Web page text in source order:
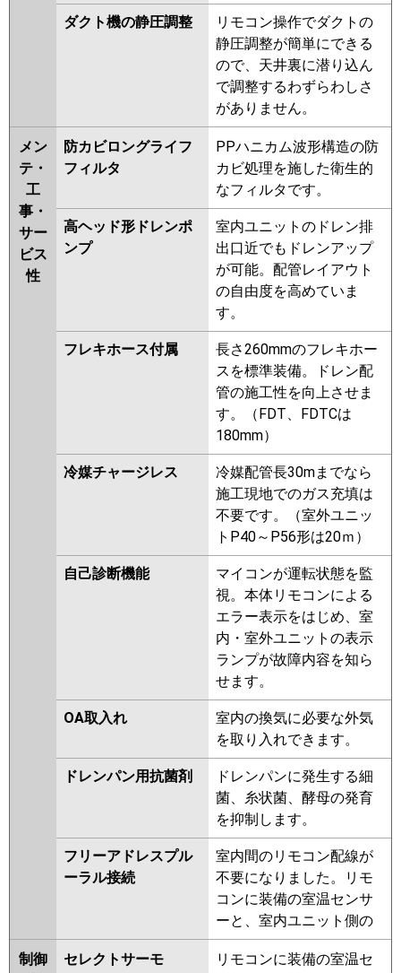
ダクト機の静圧調整
リモコン操作でダクトの
静圧調整が簡単にできる
ので、天井裏に潜り込ん
で調整するわずらわしさ
がありません。
メン
テ・
工
事・
サー
ビス
性
防カビロングライフ
フィルタ
PPハニカム波形構造の防
カビ処理を施した衛生的
なフィルタです。
高ヘッド形ドレンポ
ンプ
室内ユニットのドレン排
出口近でもドレンアップ
が可能。配管レイアウト
の自由度を高めていま
す。
フレキホース付属
長さ260mmのフレキホー
スを標準装備。ドレン配
管の施工性を向上させま
す。（FDT、FDTCは
180mm）
冷媒チャージレス
冷媒配管長30mまでなら
施工現地でのガス充填は
不要です。（室外ユニッ
トP40～P56形は20ｍ）
自己診断機能
マイコンが運転状態を監
視。本体リモコンによる
エラー表示をはじめ、室
内・室外ユニットの表示
ランプが故障内容を知ら
せます。
OA取入れ
室内の換気に必要な外気
を取り入れできます。
ドレンパン用抗菌剤
ドレンパンに発生する細
菌、糸状菌、酵母の発育
を抑制します。
フリーアドレスプル
ーラル接続
室内間のリモコン配線が
不要になりました。リモ
コンに装備の室温センサ
ーと、室内ユニット側の
制御
セレクトサーモ
リモコンに装備の室温セ